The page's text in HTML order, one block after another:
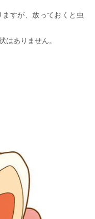
すが、放っておくと虫
はありません。